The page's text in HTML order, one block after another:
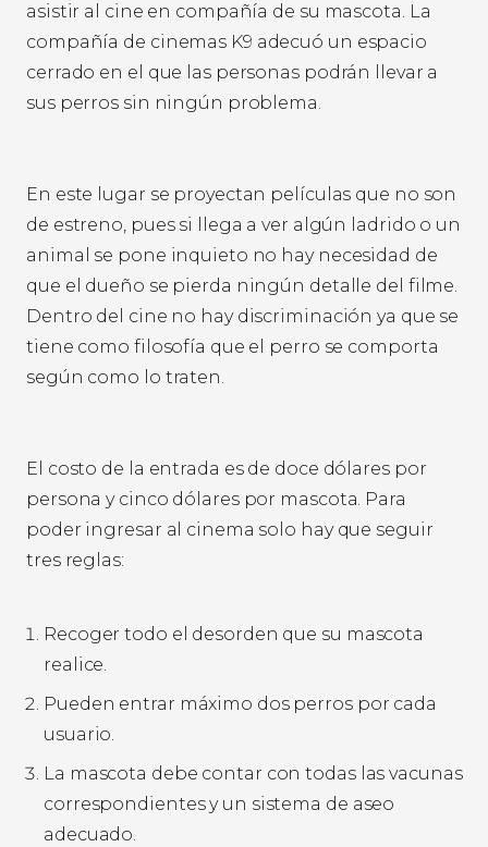
asistir al cine en compañía de su mascota. La
compañía de cinemas K9 adecuó un espacio
cerrado en el que las personas podrán llevar a
sus perros sin ningún problema.
En este lugar se proyectan películas que no son
de estreno, pues si llega a ver algún ladrido o un
animal se pone inquieto no hay necesidad de
que el dueño se pierda ningún detalle del filme.
Dentro del cine no hay discriminación ya que se
tiene como filosofía que el perro se comporta
según como lo traten.
El costo de la entrada es de doce dólares por
persona y cinco dólares por mascota. Para
poder ingresar al cinema solo hay que seguir
tres reglas:
Recoger todo el desorden que su mascota
realice.
Pueden entrar máximo dos perros por cada
usuario.
La mascota debe contar con todas las vacunas
correspondientes y un sistema de aseo
adecuado.